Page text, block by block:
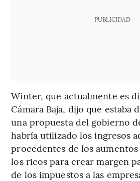
PUBLICIDAD
Winter, que actualmente es
Cámara Baja, dijo que estaba
una propuesta del gobierno
habría utilizado los ingresos
procedentes de los
los ricos para crear margen
de los impuestos a las